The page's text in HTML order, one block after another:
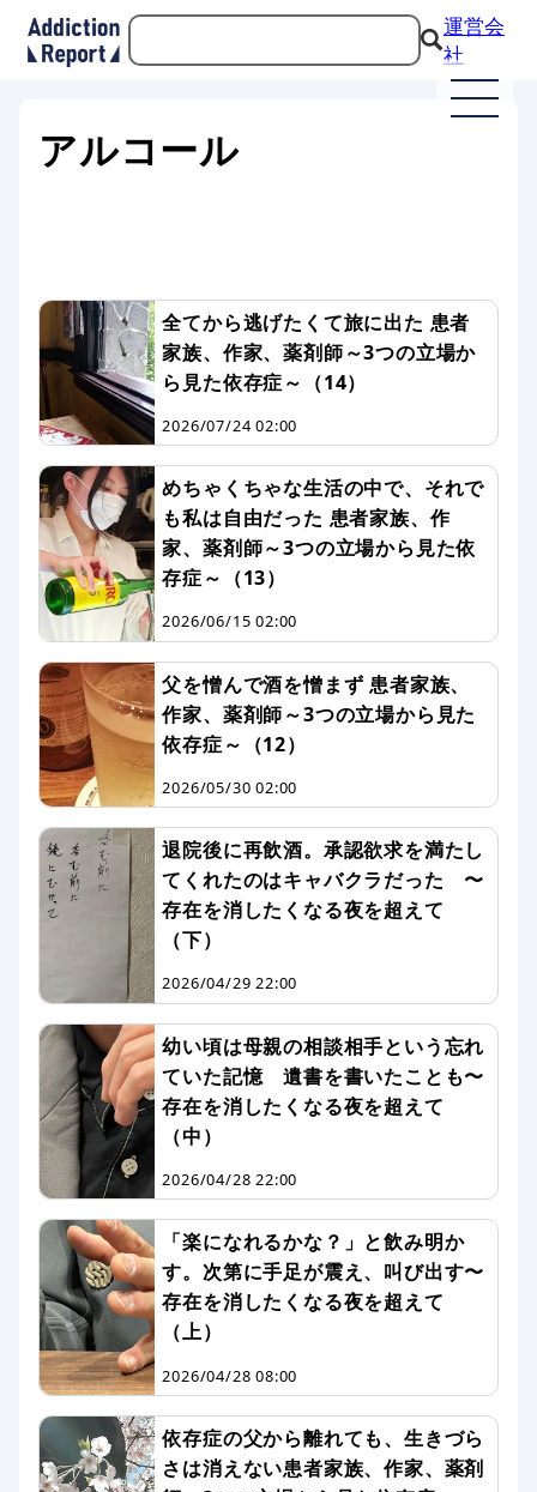
運営会
社
アルコール
全てから逃げたくて旅に出た 患者
家族、作家、薬剤師～3つの立場か
ら見た依存症～（14）
2026/07/24 02:00
めちゃくちゃな生活の中で、それで
も私は自由だった 患者家族、作
家、薬剤師～3つの立場から見た依
存症～（13）
2026/06/15 02:00
父を憎んで酒を憎まず 患者家族、
作家、薬剤師～3つの立場から見た
依存症～（12）
2026/05/30 02:00
退院後に再飲酒。承認欲求を満たし
てくれたのはキャバクラだった 〜
存在を消したくなる夜を超えて
（下）
2026/04/29 22:00
幼い頃は母親の相談相手という忘れ
ていた記憶 遺書を書いたことも〜
存在を消したくなる夜を超えて
（中）
2026/04/28 22:00
「楽になれるかな？」と飲み明か
す。次第に手足が震え、叫び出す〜
存在を消したくなる夜を超えて
（上）
2026/04/28 08:00
依存症の父から離れても、生きづら
さは消えない患者家族、作家、薬剤